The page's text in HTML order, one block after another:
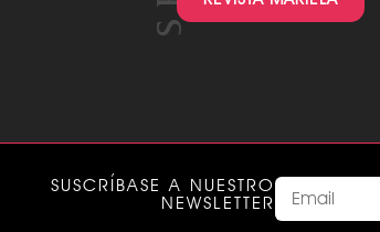
SUSCRÍBASE A NUESTRO
NEWSLETTER